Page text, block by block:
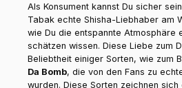
Als Konsument kannst Du sicher
Tabak echte Shisha-Liebhaber am
wie Du die entspannte Atmosphäre
schätzen wissen. Diese Liebe zum
Beliebtheit einiger Sorten, wie zum
Da Bomb, die von den Fans zu
wurden. Diese Sorten zeichnen sich